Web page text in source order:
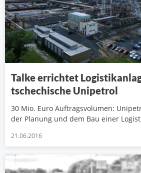
Talke errichtet
tschechische Unipetrol
30 Mio. Euro Auftragsvolumen:
der Planung und dem Bau einer
21.06.2016